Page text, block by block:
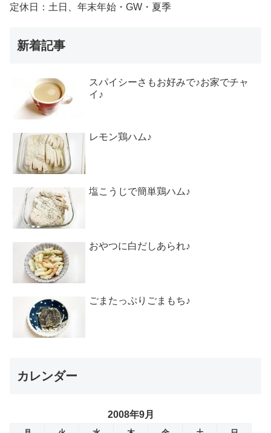
定休日：土日、年末年始・GW・夏季
新着記事
スパイシーさもお好みで♪お家でチャ
イ♪
レモン鶏ハム♪
塩こうじで簡単鶏ハム♪
おやつに白だしあられ♪
ごまたっぷりごまもち♪
カレンダー
2008年9月